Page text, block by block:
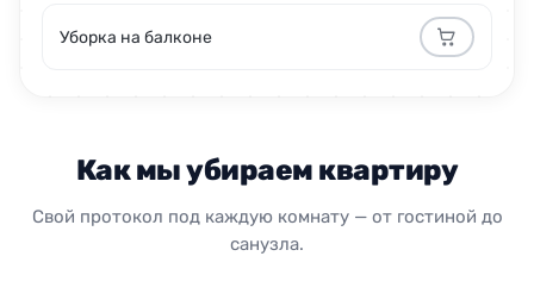
Уборка на балконе
Как мы убираем квартиру
Свой протокол под каждую комнату — от гостиной до
санузла.